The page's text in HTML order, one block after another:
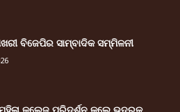
ବିଜେପିର ସାମ୍ବାଦିକ ସମ୍ମିଳନୀ
କଲେଜ ପରିଦର୍ଶନ କଲେ ଭଦ୍ରକ